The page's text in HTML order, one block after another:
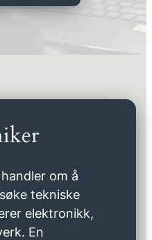
om å
tekniske
elektronikk,
En